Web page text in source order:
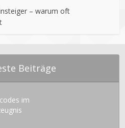
– warum oft
Beiträge
im